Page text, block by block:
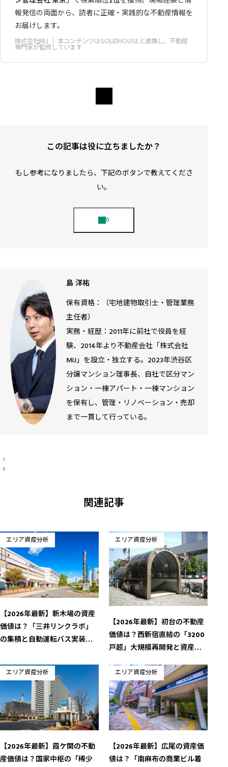
報発信の両面から、読者に正確・実践的な不動産情報を
お届けします。
株式会社MIJ ｜ 本コンテンツはSOLIDHOUSEと連携し、不動産
専門家が監修しています
この記事は役に立ちましたか？
もし参考になりましたら、下記のボタンで教えてくださ
い。
島 洋祐
保有資格：（宅地建物取引士・管理業務
主任者）
実務・経歴：2011年に前社で役員を経
験、2014年より不動産会社「株式会社
MIJ」を設立・独立する。2023年渋谷区
分譲マンション理事長、自社で区分マン
ション・一棟アパート・一棟マンション
を保有し、管理・リノベーション・売却
まで一貫して行っている。
投
稿
関連記事
エリア資産分析
【2026年最新】新木場の資産
価値は？「三井リンクラボ」
の集積と自動運転バス実装に
エリア資産分析
【2026年最新】初台の不動産
価値は？西新宿直結の「3200
戸超」大規模再開発と資産価
エリア資産分析
【2026年最新】霞ケ関の不動
産価値は？国家中枢の「稀少
エリア資産分析
【2026年最新】広尾の資産価
値は？「南麻布の商業ビル着